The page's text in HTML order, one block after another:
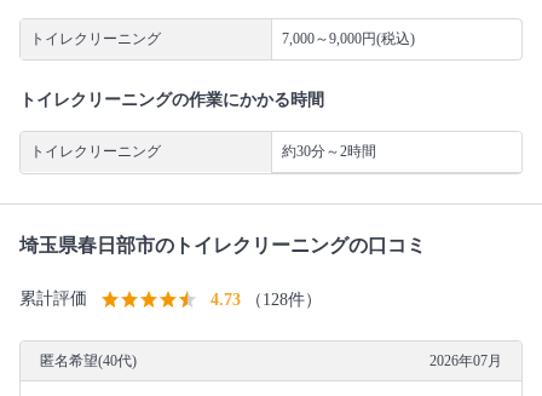
トイレクリーニング 7,000～9,000円(税込)
トイレクリーニングの作業にかかる時間
トイレクリーニング 約30分～2時間
埼玉県春日部市のトイレクリーニングの口コミ
累計評価 4.73 （128件）
匿名希望(40代) 2026年07月